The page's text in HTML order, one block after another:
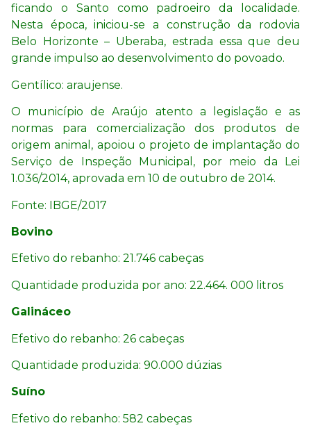
ficando o Santo como padroeiro da localidade.
Nesta época, iniciou-se a construção da rodovia
Belo Horizonte – Uberaba, estrada essa que deu
grande impulso ao desenvolvimento do povoado.
Gentílico: araujense.
O município de Araújo atento a legislação e as
normas para comercialização dos produtos de
origem animal, apoiou o projeto de implantação do
Serviço de Inspeção Municipal, por meio da Lei
1.036/2014, aprovada em 10 de outubro de 2014.
Fonte: IBGE/2017
Bovino
Efetivo do rebanho: 21.746 cabeças
Quantidade produzida por ano: 22.464. 000 litros
Galináceo
Efetivo do rebanho: 26 cabeças
Quantidade produzida: 90.000 dúzias
Suíno
Efetivo do rebanho: 582 cabeças